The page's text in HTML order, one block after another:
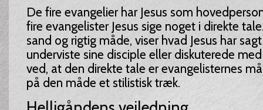
De fire evangelier har Jesus som
fire evangelister Jesus sige noget i direkte
sand og rigtig måde, viser hvad Jesus har
underviste sine disciple eller diskuterede
ved, at den direkte tale er evangelisternes
på den måde et stilistisk træk.